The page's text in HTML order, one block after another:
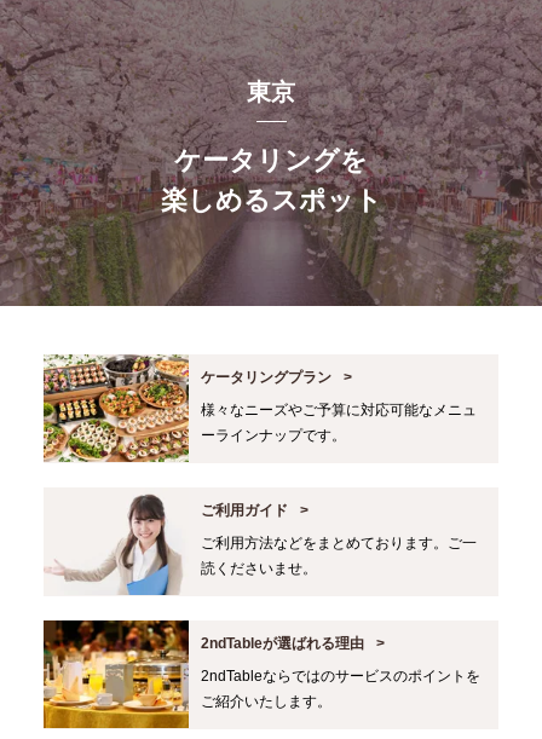
東京
ケータリングを
楽しめるスポット
ケータリングプラン
様々なニーズやご予算に対応可能なメニュ
ーラインナップです。
ご利用ガイド
ご利用方法などをまとめております。ご一
読くださいませ。
2ndTableが選ばれる理由
2ndTableならではのサービスのポイントを
ご紹介いたします。